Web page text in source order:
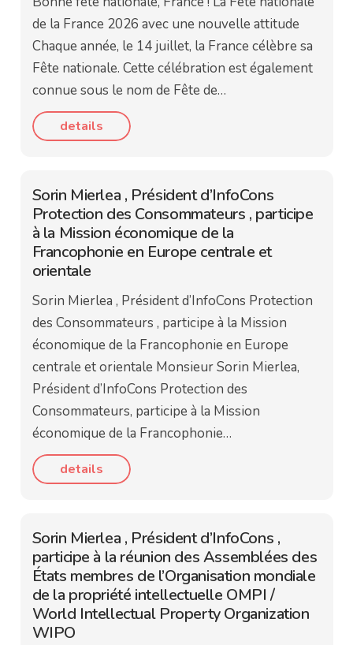
de la France 2026 avec une nouvelle attitude
Chaque année, le 14 juillet, la France célèbre sa
Fête nationale. Cette célébration est également
connue sous le nom de Fête de…
details
Sorin Mierlea , Président d’InfoCons
Protection des Consommateurs , participe
à la Mission économique de la
Francophonie en Europe centrale et
orientale
Sorin Mierlea , Président d’InfoCons Protection
des Consommateurs , participe à la Mission
économique de la Francophonie en Europe
centrale et orientale Monsieur Sorin Mierlea,
Président d’InfoCons Protection des
Consommateurs, participe à la Mission
économique de la Francophonie…
details
Sorin Mierlea , Président d’InfoCons ,
participe à la réunion des Assemblées des
États membres de l’Organisation mondiale
de la propriété intellectuelle OMPI /
World Intellectual Property Organization
WIPO